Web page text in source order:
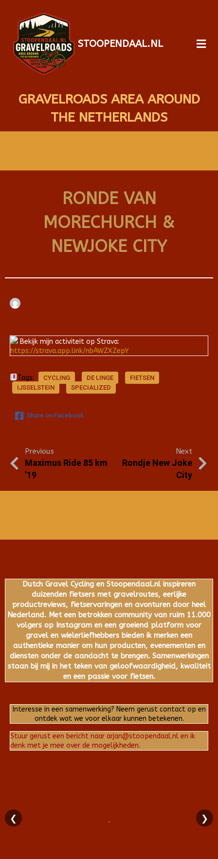
STOOPENDAAL.NL
GRAVELROADS AREA AROUND
THE NETHERLANDS
RONDE VAN
MORECHURCH &
NEWJOKE CITY
Bekijk mijn activiteit op Strava:
https://strava.app.link/nbAWZXZepY
Tags: CYCLING DE LINGE
FIETSEN
IJSSELSTEIN
SPECIALIZED
Share on Facebook
Previous
Maximus Ride 85 km
’19
Next
Rondje New Joke
City
Dutch Gravel Cycling en Stoopendaal.nl inspireren
duizenden fietsers met gravelroutes, eerlijke
productreviews, fietservaringen en avonturen door heel
Nederland. Met een betrokken community van ruim 11.000
volgers op Instagram en een groeiend platform voor
gravel en wielerliefhebbers bieden ik merken een
authentieke manier om hun producten, evenementen en
diensten onder de aandacht te brengen. Samenwerkingen
staan bij mij in het teken van geloofwaardigheid, kwaliteit
en een passie voor fietsen.
Interesse in een samenwerking? Neem gerust contact op en
ontdek wat we voor elkaar kunnen betekenen.
Stuur gerust een bericht naar arjan@stoopendaal.nl en ik
denk met je mee over de mogelijkheden.
❮ ❯